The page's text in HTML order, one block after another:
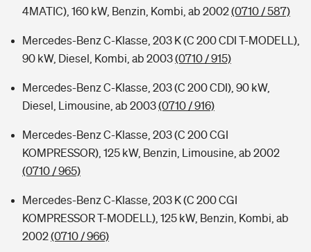
4MATIC), 160 kW, Benzin, Kombi, ab 2002(0710 / 587)
Mercedes-Benz C-Klasse, 203 K (C 200 CDI T-MODELL),
90 kW, Diesel, Kombi, ab 2003(0710 / 915)
Mercedes-Benz C-Klasse, 203 (C 200 CDI), 90 kW,
Diesel, Limousine, ab 2003(0710 / 916)
Mercedes-Benz C-Klasse, 203 (C 200 CGI
KOMPRESSOR), 125 kW, Benzin, Limousine, ab 2002
(0710 / 965)
Mercedes-Benz C-Klasse, 203 K (C 200 CGI
KOMPRESSOR T-MODELL), 125 kW, Benzin, Kombi, ab
2002(0710 / 966)